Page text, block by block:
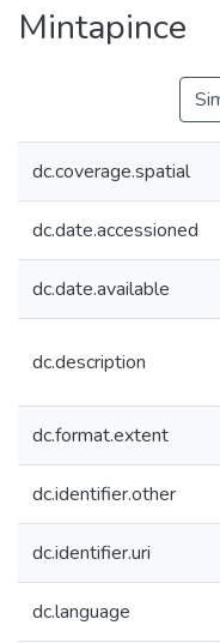
Statistics
Mintapince
dc.coverage.spatial
dc.date.accessioned
dc.date.available
dc.description
dc.format.extent
dc.identifier.other
dc.identifier.uri
dc.language